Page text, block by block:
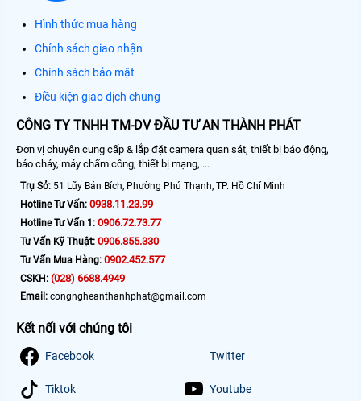
Hình thức mua hàng
Chính sách giao nhận
Chính sách bảo mật
Điều kiện giao dịch chung
CÔNG TY TNHH TM-DV ĐẦU TƯ AN THÀNH PHÁT
Đơn vị chuyên cung cấp & lắp đặt camera quan sát, thiết bị báo động,
báo cháy, máy chấm công, thiết bị mạng, ...
Trụ Sở: 51 Lũy Bán Bích, Phường Phú Thạnh, TP. Hồ Chí Minh
Hotline Tư Vấn: 0938.11.23.99
Hotline Tư Vấn 1: 0906.72.73.77
Tư Vấn Kỹ Thuật: 0906.855.330
Tư Vấn Mua Hàng: 0902.452.577
CSKH: (028) 6688.4949
Email: congngheanthanhphat@gmail.com
Kết nối với chúng tôi
Facebook Twitter
Tiktok Youtube